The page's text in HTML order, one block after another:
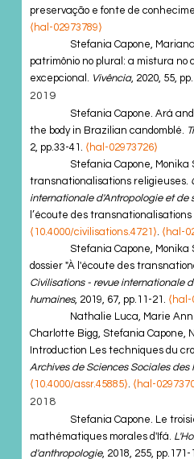
preservação e fonte de
⟨hal-02973789⟩
Stefania Capone,
patrimônio no plural: a mistura no
excepcional.
Vivência, 2020, 55,
2019
Stefania Capone. Ará
the body in Brazilian candomblé.
2, pp.33-41. ⟨hal-02973726⟩
Stefania Capone, Monika
transnationalisations religieuses.
internationale d'Antropologie et de
l’écoute des transnationalisations
⟨10.4000/civilisations.4721⟩ ⟨hal-
Stefania Capone,
dossier "À l'écoute des
Civilisations - revue internationale
humaines, 2019, 67, pp.11-21. ⟨hal-
Nathalie Luca, Marie
Charlotte Bigg, Stefania Capone,
Introduction Les techniques du
Archives de Sciences Sociales des
⟨10.4000/assr.45885⟩ ⟨hal-
2018
Stefania Capone. Le
mathématiques morales d'Ifá.
d'anthropologie, 2018, 255, pp.171-